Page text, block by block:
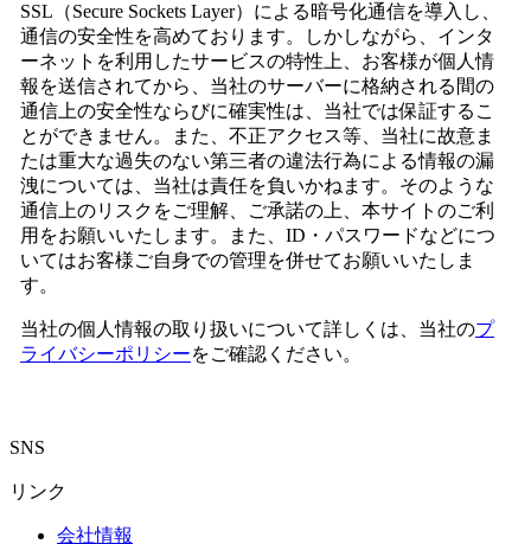
SSL（Secure Sockets Layer）による暗号化通信を導入し、
通信の安全性を高めております。しかしながら、インタ
ーネットを利用したサービスの特性上、お客様が個人情
報を送信されてから、当社のサーバーに格納される間の
通信上の安全性ならびに確実性は、当社では保証するこ
とができません。また、不正アクセス等、当社に故意ま
たは重大な過失のない第三者の違法行為による情報の漏
洩については、当社は責任を負いかねます。そのような
通信上のリスクをご理解、ご承諾の上、本サイトのご利
用をお願いいたします。また、ID・パスワードなどにつ
いてはお客様ご自身での管理を併せてお願いいたしま
す。
当社の個人情報の取り扱いについて詳しくは、当社のプ
ライバシーポリシーをご確認ください。
SNS
リンク
会社情報